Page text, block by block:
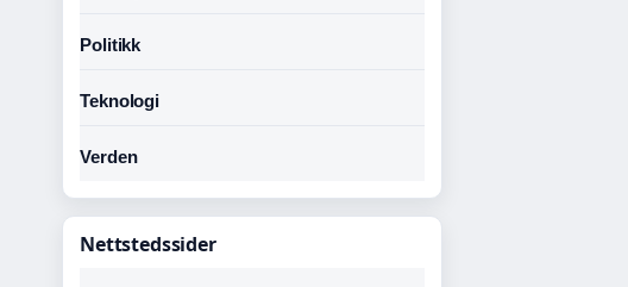
Politikk
Teknologi
Verden
Nettstedssider